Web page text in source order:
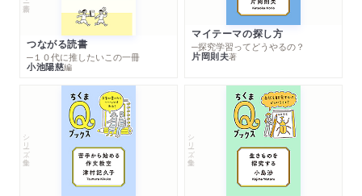
つながる読書
─１０代に推したいこの一冊
小池陽慈編
マイテーマの探し方
─探究学習ってどうやるの？
片岡則夫著
シリーズ・全集 シリーズ・全集